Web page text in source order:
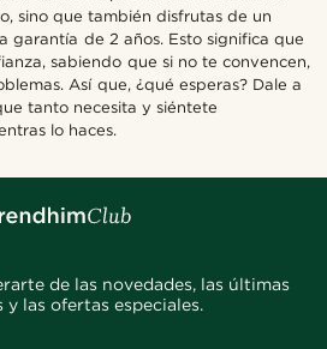
sino que también disfrutas de un
garantía de 2 años. Esto significa que
sabiendo que si no te convencen,
Así que, ¿qué esperas? Dale a
tanto necesita y siéntete
lo haces.
de las novedades, las últimas
y las ofertas especiales.